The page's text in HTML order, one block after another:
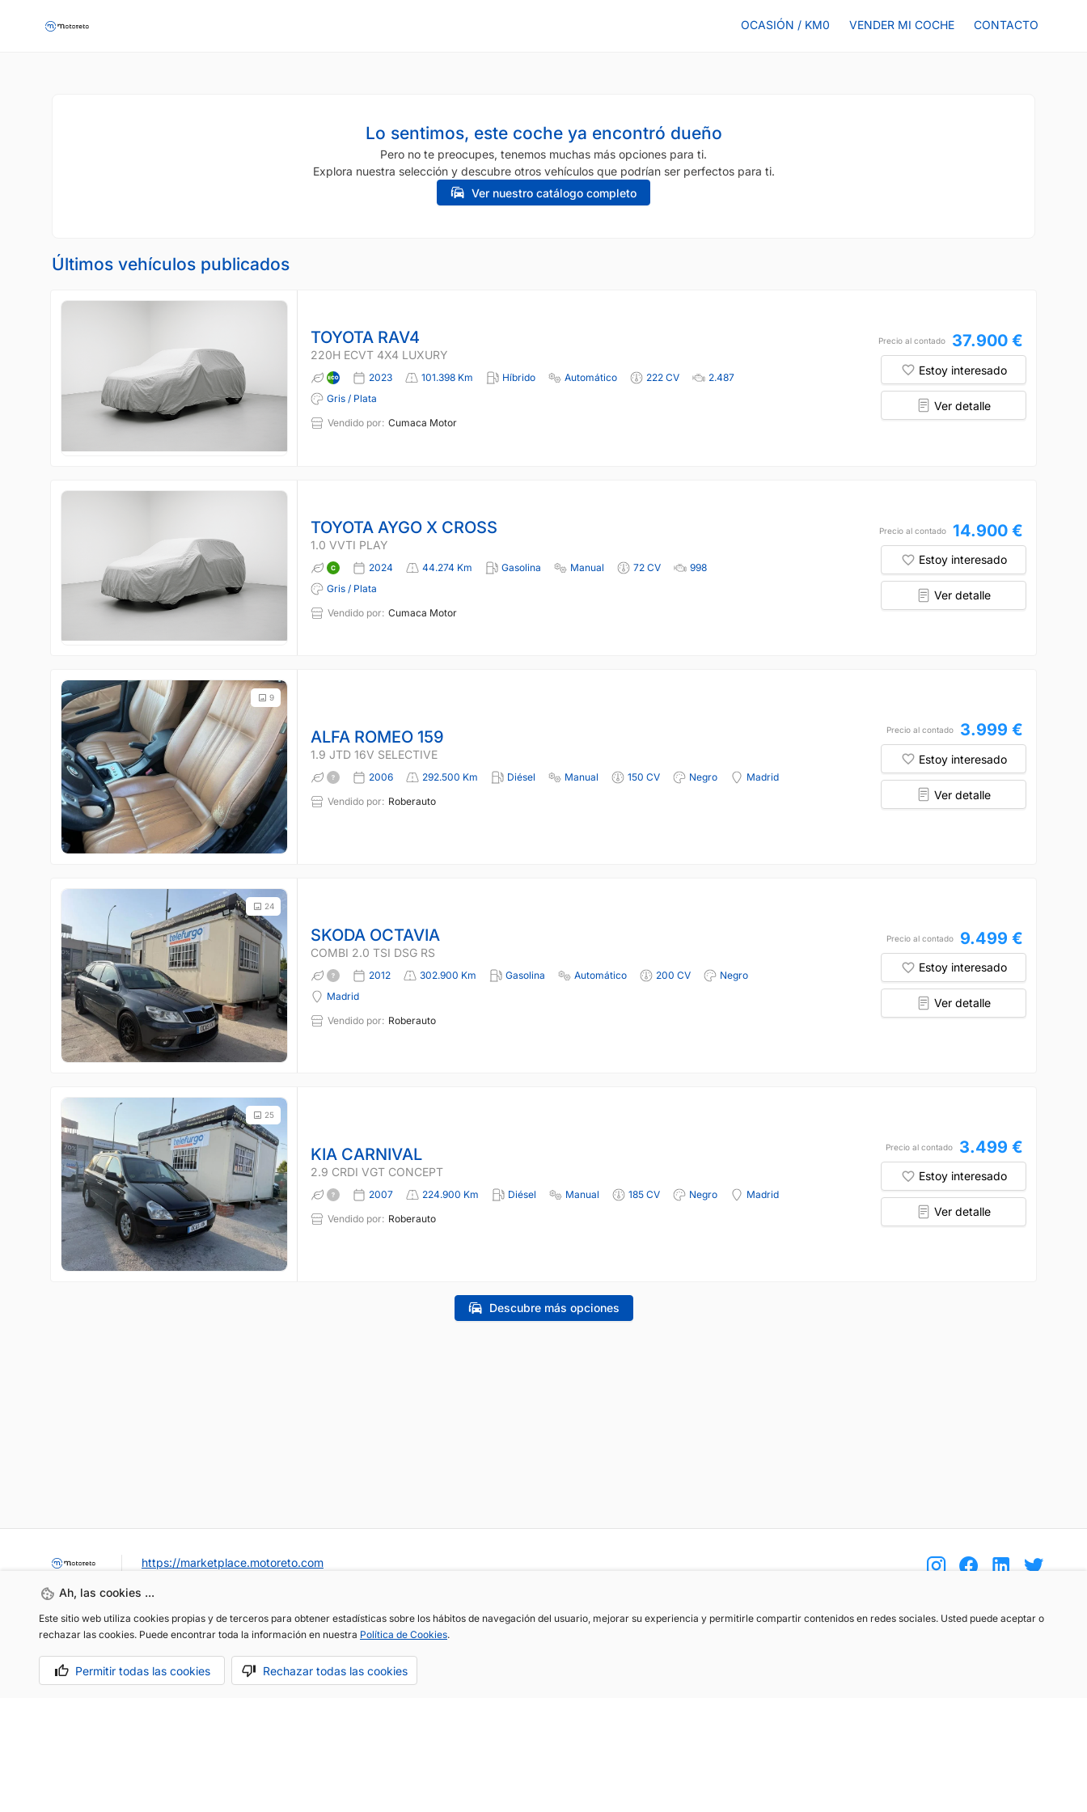
OCASIÓN / KM0 VENDER MI COCHE CONTACTO
Lo sentimos, este coche ya encontró dueño
Pero no te preocupes, tenemos muchas más opciones para ti.
Explora nuestra selección y descubre otros vehículos que podrían ser perfectos para ti.
Ver nuestro catálogo completo
Últimos vehículos publicados
TOYOTA RAV4
220H ECVT 4X4 LUXURY
2023 101.398 Km Híbrido Automático 222 CV
2.487
Gris / Plata
Vendido por: Cumaca Motor
Precio al contado 37.900 €
Estoy interesado
Ver detalle
TOYOTA AYGO X CROSS
1.0 VVTI PLAY
2024 44.274 Km Gasolina Manual 72 CV
998
Gris / Plata
Vendido por: Cumaca Motor
Precio al contado 14.900 €
Estoy interesado
Ver detalle
9
ALFA ROMEO 159
1.9 JTD 16V SELECTIVE
2006 292.500 Km Diésel Manual 150 CV Negro
Madrid
Vendido por: Roberauto
Precio al contado 3.999 €
Estoy interesado
Ver detalle
24
SKODA OCTAVIA
COMBI 2.0 TSI DSG RS
2012 302.900 Km Gasolina Automático 200 CV
Negro
Madrid
Vendido por: Roberauto
Precio al contado 9.499 €
Estoy interesado
Ver detalle
25
KIA CARNIVAL
2.9 CRDI VGT CONCEPT
2007 224.900 Km Diésel Manual 185 CV Negro
Madrid
Vendido por: Roberauto
Precio al contado 3.499 €
Estoy interesado
Ver detalle
Descubre más opciones
Ah, las cookies ...
Este sitio web utiliza cookies propias y de terceros para obtener estadísticas sobre los hábitos de navegación del usuario, mejorar su experiencia y permitirle compartir contenidos en redes sociales. Usted puede aceptar o
rechazar las cookies. Puede encontrar toda la información en nuestra Política de Cookies.
Permitir todas las cookies Rechazar todas las cookies
https://marketplace.motoreto.com